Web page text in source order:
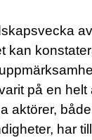
kan
på en helt
aktörer,
har